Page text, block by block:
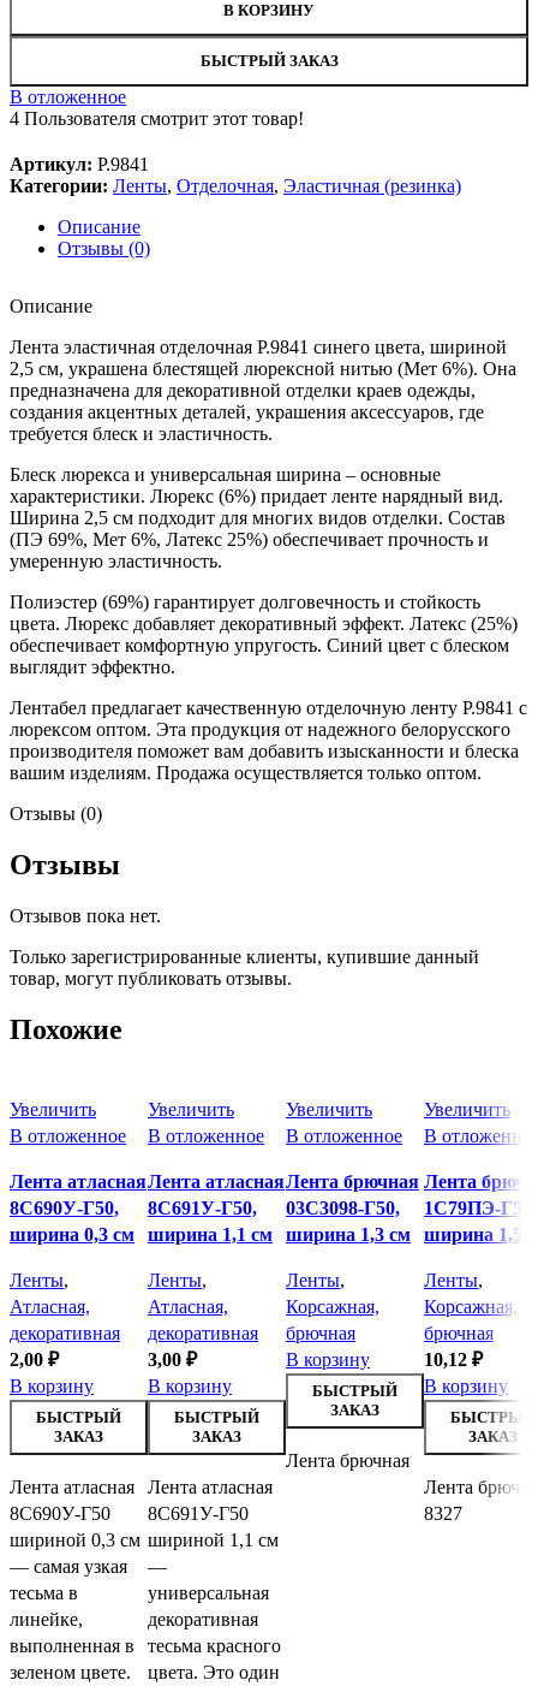
В КОРЗИНУ
БЫСТРЫЙ ЗАКАЗ
В отложенное
4 Пользователя смотрит этот товар!
Артикул: Р.9841
Категории: Ленты, Отделочная, Эластичная (резинка)
Описание
Отзывы (0)
Описание
Лента эластичная отделочная Р.9841 синего цвета, шириной
2,5 см, украшена блестящей люрексной нитью (Мет 6%). Она
предназначена для декоративной отделки краев одежды,
создания акцентных деталей, украшения аксессуаров, где
требуется блеск и эластичность.
Блеск люрекса и универсальная ширина – основные
характеристики. Люрекс (6%) придает ленте нарядный вид.
Ширина 2,5 см подходит для многих видов отделки. Состав
(ПЭ 69%, Мет 6%, Латекс 25%) обеспечивает прочность и
умеренную эластичность.
Полиэстер (69%) гарантирует долговечность и стойкость
цвета. Люрекс добавляет декоративный эффект. Латекс (25%)
обеспечивает комфортную упругость. Синий цвет с блеском
выглядит эффектно.
Лентабел предлагает качественную отделочную ленту Р.9841 с
люрексом оптом. Эта продукция от надежного белорусского
производителя поможет вам добавить изысканности и блеска
вашим изделиям. Продажа осуществляется только оптом.
Отзывы (0)
Отзывы
Отзывов пока нет.
Только зарегистрированные клиенты, купившие данный
товар, могут публиковать отзывы.
Похожие
Увеличить
В отложенное
Лента атласная
8С690У-Г50,
ширина 0,3 см
Ленты,
Атласная,
декоративная
2,00 ₽
В корзину
БЫСТРЫЙ
ЗАКАЗ
Лента атласная
8С690У-Г50
шириной 0,3 см
— самая узкая
тесьма в
линейке,
выполненная в
зеленом цвете.
Увеличить
В отложенное
Лента атласная
8С691У-Г50,
ширина 1,1 см
Ленты,
Атласная,
декоративная
3,00 ₽
В корзину
БЫСТРЫЙ
ЗАКАЗ
Лента атласная
8С691У-Г50
шириной 1,1 см
—
универсальная
декоративная
тесьма красного
цвета. Это один
Увеличить
В отложенное
Лента брючная
03С3098-Г50,
ширина 1,3 см
Ленты,
Корсажная,
брючная
В корзину
БЫСТРЫЙ
ЗАКАЗ
Лента брючная
Увеличить
В
Лента
1С79ПЭ-Г50,
ширина 1,5
Ленты,
Корсажная,
брючная
10,12 ₽
В корзину
БЫСТРЫЙ
ЗАКАЗ
Лента
8327